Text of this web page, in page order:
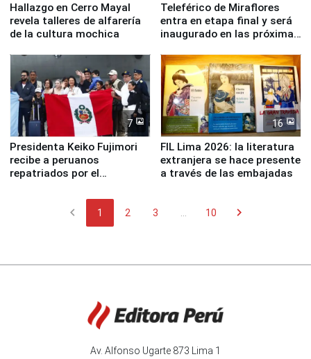
Hallazgo en Cerro Mayal
revela talleres de alfarería
de la cultura mochica
Teleférico de Miraflores
entra en etapa final y será
inaugurado en las próximas
7
Presidenta Keiko Fujimori
recibe a peruanos
repatriados por el
16
FIL Lima 2026: la literatura
extranjera se hace presente
a través de las embajadas
chevron_left 1 2 3 10 chevron_right
Av. Alfonso Ugarte 873 Lima 1